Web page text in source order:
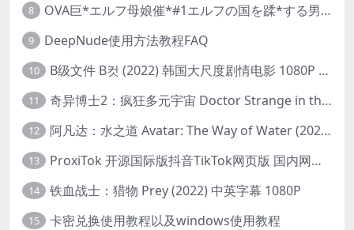
8 OVA巨*エルフ母娘催*#1エルフの国を蹂*する男。汚された女王と姫
9 DeepNude使用方法教程FAQ
10 B级文件 B컷 (2022) 韩国大尺度剧情电影 1080P 中字
11 奇异博士2：疯狂多元宇宙 Doctor Strange in the Multiverse of Madness (2022) 高清版1080p
12 阿凡达：水之道 Avatar: The Way of Water (2022) 1080p 2k 4k 中文字幕
13 ProxiTok 开源国际版抖音TikTok网页版 国内网络直连
14 铁血战士：猎物 Prey (2022) 中英字幕 1080P
15 卡密兑换使用教程以及windows使用教程